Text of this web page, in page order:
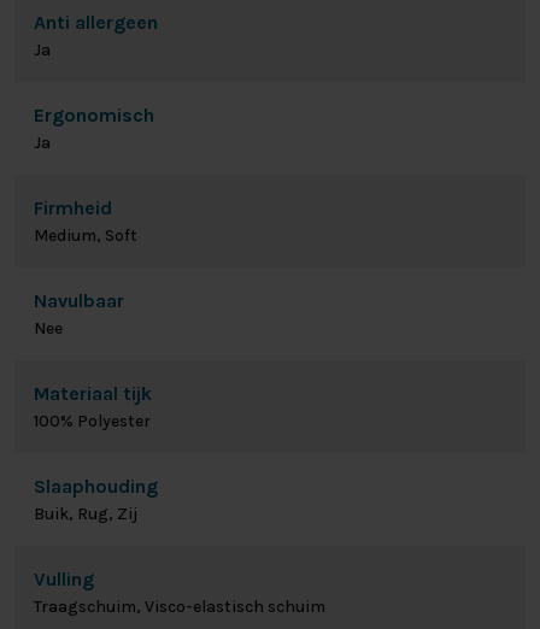
Anti allergeen
Ja
Ergonomisch
Ja
Firmheid
Medium, Soft
Navulbaar
Nee
Materiaal tijk
100% Polyester
Slaaphouding
Buik, Rug, Zij
Vulling
Traagschuim, Visco-elastisch schuim